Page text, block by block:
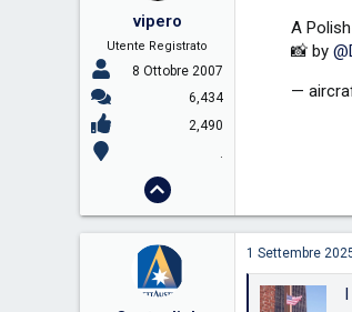
vipero
Utente Registrato
8 Ottobre 2007
6,434
2,490
.
A
📸 by
—
1 Settembre